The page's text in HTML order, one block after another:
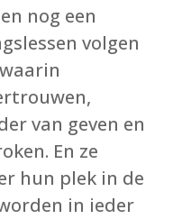
nog een
volgen
van geven en
En ze
hun plek in de
in ieder